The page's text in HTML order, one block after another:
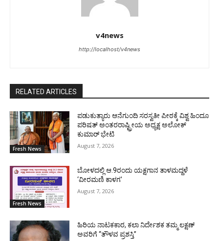
v4news
http://localhost/v4news
RELATED ARTICLES
Fresh News
ಪಡುಕುತ್ಯಾರು ಆನೆಗುಂದಿ ಸರಸ್ವತೀ ಪೀಠಕ್ಕೆ ವಿಶ್ವ ಹಿಂದೂ
ಪರಿಷತ್ ಅಂತರರಾಷ್ಟ್ರೀಯ ಅಧ್ಯಕ್ಷ ಅಲೋಕ್
ಕುಮಾರ್ ಭೇಟಿ
August 7, 2026
Fresh News
ಬೋಳದಲ್ಲಿ ಆ.9ರಂದು ಯಕ್ಷಗಾನ ತಾಳಮದ್ದಳೆ
‘ವೀರಮಣಿ ಕಾಳಗ’
August 7, 2026
ಹಿರಿಯ ನಾಟಕಕಾರ, ಕಲಾ ನಿರ್ದೇಶಕ ತಮ್ಮ ಲಕ್ಷಣ್
ಅವರಿಗೆ “ತೌಳವ ಪ್ರಶಸ್ತಿ”